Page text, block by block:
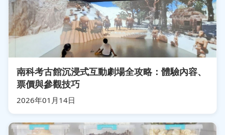
南科考古館沉浸式互動劇場全攻略：體驗內容、
票價與參觀技巧
2026年01月14日